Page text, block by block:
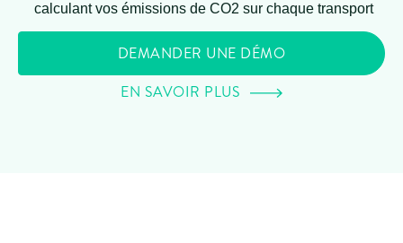
calculant vos émissions de CO2 sur chaque transport
DEMANDER UNE DÉMO
EN SAVOIR PLUS